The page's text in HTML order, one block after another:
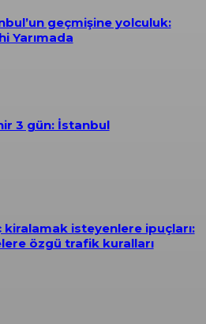
geçmişine yolculuk:
Yarımada
3 gün: İstanbul
kiralamak isteyenlere ipuçları:
özgü trafik kuralları